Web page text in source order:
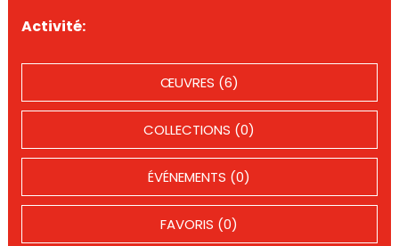
Activité:
ŒUVRES (6)
COLLECTIONS (0)
ÉVÉNEMENTS (0)
FAVORIS (0)